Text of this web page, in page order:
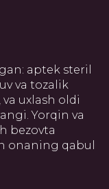
aptek steril
va tozalik
uxlash oldi
Yorqin va
bezovta
onaning qabul